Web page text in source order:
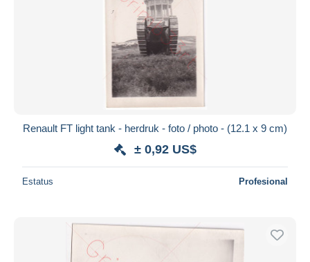
Renault FT light tank - herdruk - foto / photo - (12.1 x 9 cm)
± 0,92 US$
Estatus Profesional